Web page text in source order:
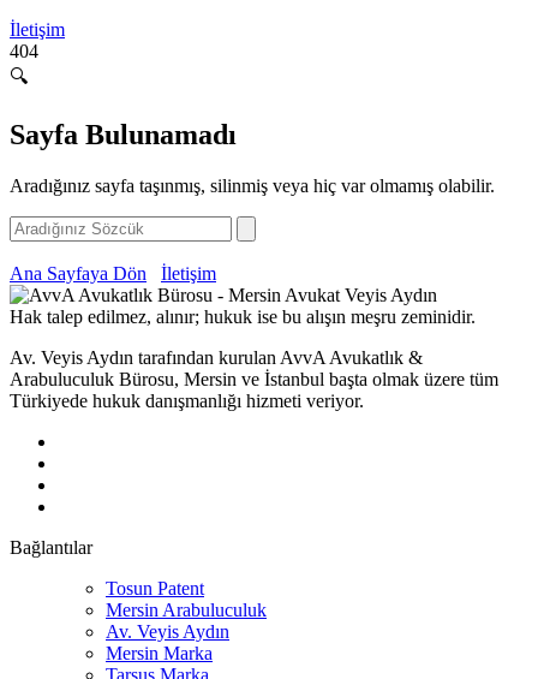
İletişim
404
🔍
Sayfa Bulunamadı
Aradığınız sayfa taşınmış, silinmiş veya hiç var olmamış olabilir.
Ana Sayfaya Dön İletişim
Hak talep edilmez, alınır; hukuk ise bu alışın meşru zeminidir.
Av. Veyis Aydın tarafından kurulan AvvA Avukatlık &
Arabuluculuk Bürosu, Mersin ve İstanbul başta olmak üzere tüm
Türkiyede hukuk danışmanlığı hizmeti veriyor.
Bağlantılar
Tosun Patent
Mersin Arabuluculuk
Av. Veyis Aydın
Mersin Marka
Tarsus Marka